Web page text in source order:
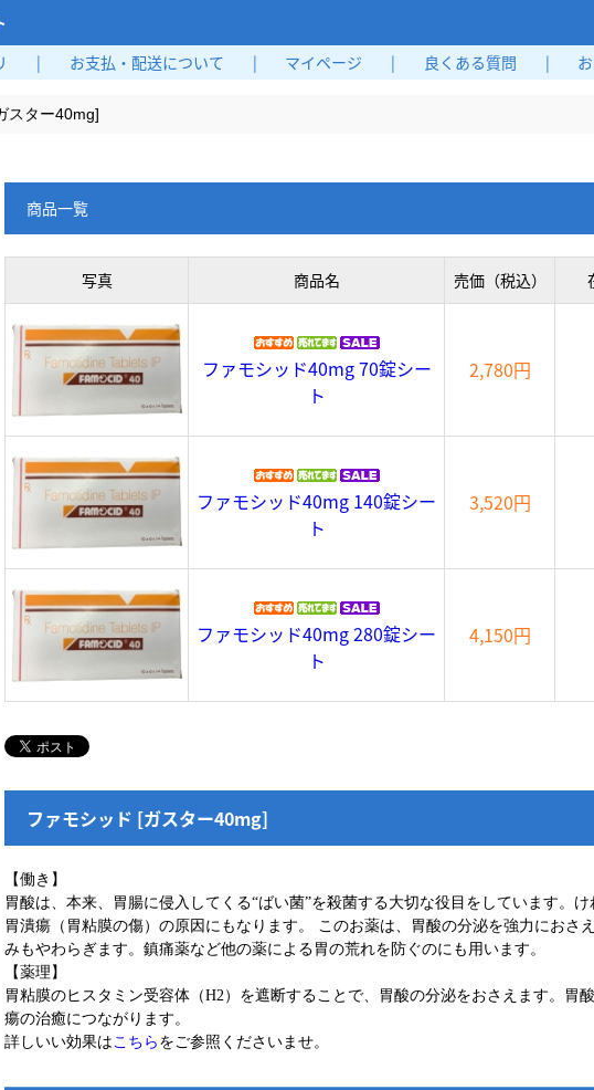
| お支払・配送について | マイページ | 良くある質問 |
スター40mg]
商品一覧
写真 商品名 売価（税込）
ファモシッド40mg 70錠シー
ト
2,780円
ファモシッド40mg 140錠シー
ト
3,520円
ファモシッド40mg 280錠シー
ト
4,150円
ファモシッド [ガスター40mg]
【働き】
胃酸は、本来、胃腸に侵入してくる“ばい菌”を殺菌する大切な役目をしています。
胃潰瘍（胃粘膜の傷）の原因にもなります。 このお薬は、胃酸の分泌を強力におさ
みもやわらぎます。鎮痛薬など他の薬による胃の荒れを防ぐのにも用います。
【薬理】
胃粘膜のヒスタミン受容体（H2）を遮断することで、胃酸の分泌をおさえます。胃
瘍の治癒につながります。
詳しいい効果はこちら をご参照くださいませ。